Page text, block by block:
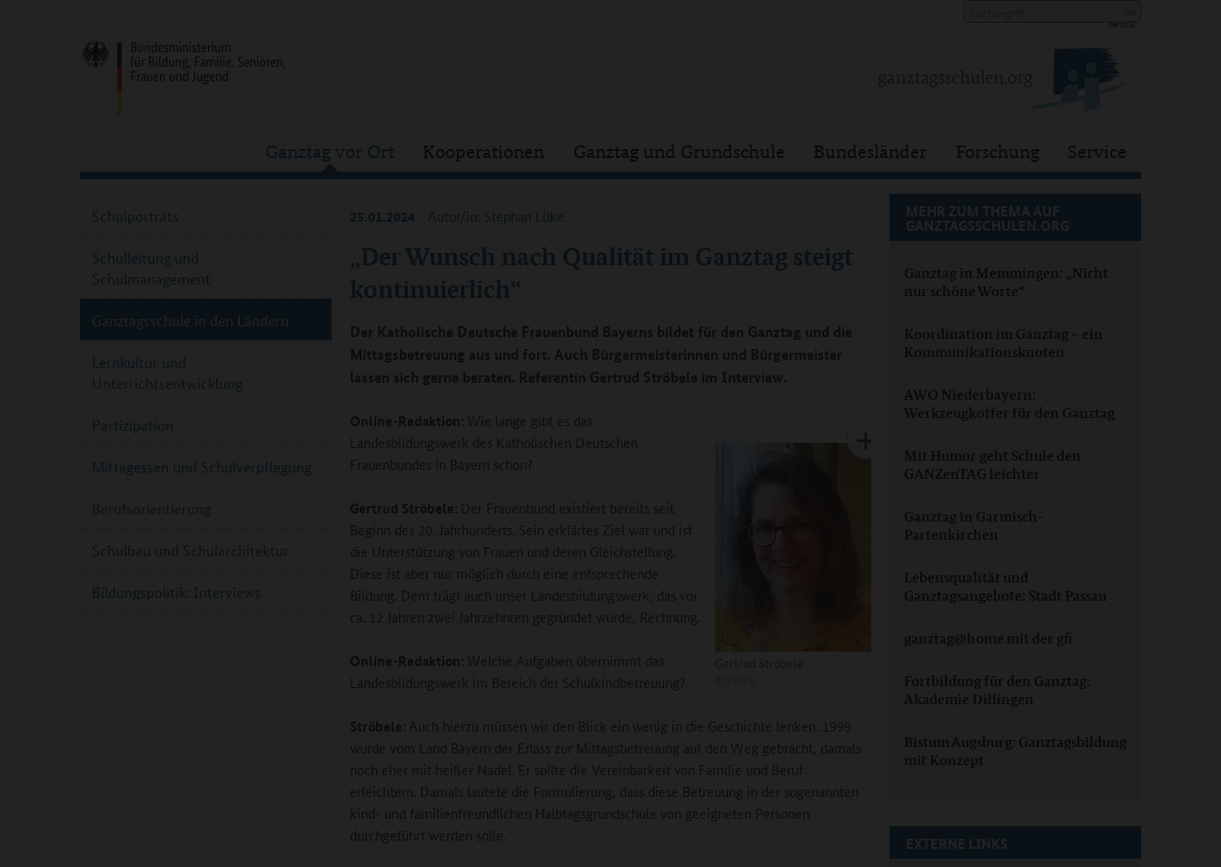
Ganztag vor Ort Kooperationen Ganztag und Grundschule Bundesländer Forschung Service
„Der Wunsch nach Qualität im Ganztag steigt
kontinuierlich“
25.01.2024 Autor/in: Stephan Lüke
Der Katholische Deutsche Frauenbund Bayerns bildet für den Ganztag und die
Mittagsbetreuung aus und fort. Auch Bürgermeisterinnen und Bürgermeister
lassen sich gerne beraten. Referentin Gertrud Ströbele im Interview.
Online-Redaktion: Wie lange gibt es das
Landesbildungswerk des Katholischen Deutschen
Frauenbundes in Bayern schon?
Gertrud Ströbele Der Frauenbund existiert bereits seit
Beginn des 20. Jahrhunderts. Sein erklärtes Ziel war und ist
die Unterstützung von Frauen und deren Gleichstellung.
Diese ist aber nur möglich durch eine entsprechende
Bildung. Dem trägt auch unser Landesbildungswerk, das vor
ca. 12 Jahren zwei Jahrzehnten gegründet wurde, Rechnung.
Online-Redaktion: Welche Aufgaben übernimmt das
Landesbildungswerk im Bereich der Schulkindbetreuung?
Ströbele: Auch hierzu müssen wir den Blick ein wenig in die Geschichte lenken. 1999
wurde vom Land Bayern der Erlass zur Mittagsbetreuung auf den Weg gebracht, damals
noch eher mit heißer Nadel. Er sollte die Vereinbarkeit von Familie und Beruf
erleichtern. Damals lautete die Formulierung, dass diese Betreuung in der sogenannten
kind- und familienfreundlichen Halbtagsgrundschule von geeigneten Personen
durchgeführt werden solle.
MEHR ZUM THEMA AUF
GANZTAGSSCHULEN.ORG
Ganztag in Memmingen: „Nicht
nur schöne Worte“
Koordination im Ganztag – ein
Kommunikationsknoten
AWO Niederbayern:
Werkzeugkoffer für den Ganztag
Mit Humor geht Schule den
GANZenTAG leichter
Ganztag in Garmisch-
Partenkirchen
Lebensqualität und
Ganztagsangebote: Stadt Passau
ganztag@home mit der gfi
Fortbildung für den Ganztag:
Akademie Dillingen
Bistum Augsburg: Ganztagsbildung
mit Konzept
EXTERNE LINKS
Schulporträts
Schulleitung und
Schulmanagement
Ganztagsschule in den Ländern
Lernkultur und
Unterrichtsentwicklung
Partizipation
Mittagessen und Schulverpflegung
Berufsorientierung
Schulbau und Schularchitektur
Bildungspolitik: Interviews